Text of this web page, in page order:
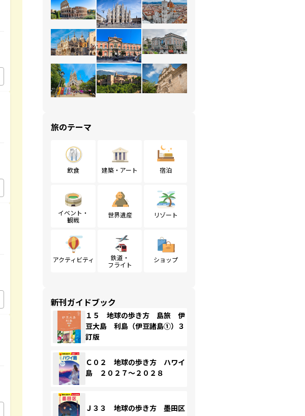
旅のテーマ
飲食 建築・アート 宿泊
イベント・
観戦
世界遺産 リゾート
アクティビティ
鉄道・
フライト
ショップ
新刊ガイドブック
１５ 地球の歩き方 島旅 伊
豆大島 利島（伊豆諸島①）３
訂版
Ｃ０２ 地球の歩き方 ハワイ
島 ２０２７～２０２８
Ｊ３３ 地球の歩き方 墨田区